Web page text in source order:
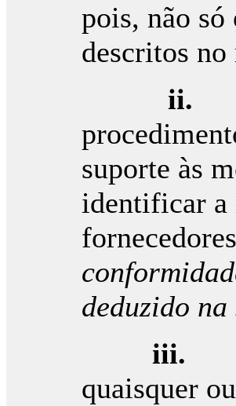
pois, não só
descritos
suporte às
identificar a
deduzido
quaisquer